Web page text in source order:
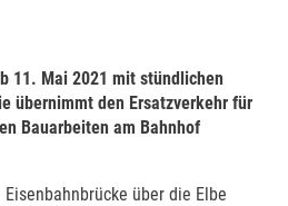
11. Mai 2021 mit stündlichen
übernimmt den Ersatzverkehr für
Bauarbeiten am Bahnhof
über die Elbe